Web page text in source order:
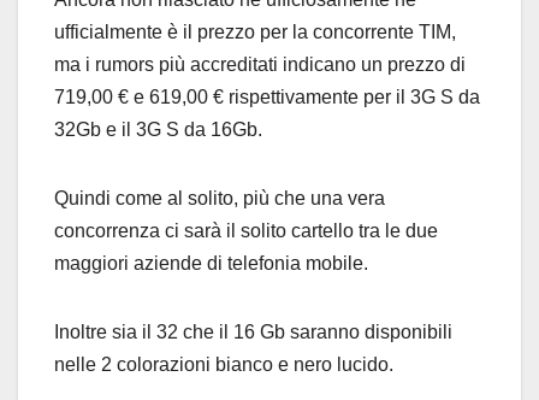
ufficialmente è il prezzo per la concorrente TIM,
ma i rumors più accreditati indicano un prezzo di
719,00 € e 619,00 € rispettivamente per il 3G S da
32Gb e il 3G S da 16Gb.
Quindi come al solito, più che una vera
concorrenza ci sarà il solito cartello tra le due
maggiori aziende di telefonia mobile.
Inoltre sia il 32 che il 16 Gb saranno disponibili
nelle 2 colorazioni bianco e nero lucido.